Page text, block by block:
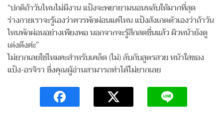
“ปกติถ้าวันไหนไม่มีงาน แป้งจะพยายามนอนหลับให้มากที่สุด
ร่างกายเราจะรู้เองว่าควรพักผ่อนแค่ไหน แป้งสังเกตตัวเองว่าถ้าวัน
ไหนพักผ่อนอย่างเพียงพอ นอกจากจะรู้สึกสดชื่นแล้ว ผิวหน้ายังดู
เต่งตึงค่ะ”
ไม่ยากเลยใช่ไหมคะสำหรับเคล็ด (ไม่) ลับกับสูตรสวย หน้าใสของ
แป้ง-อรจิรา ซึ่งคุณผู้อ่านสามารถทำได้ไม่ยากเลย